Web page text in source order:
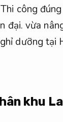
Thi công
đại. vừa
dưỡng tại
khu